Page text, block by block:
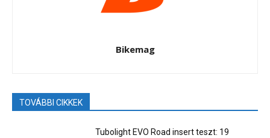
Bikemag
TOVÁBBI CIKKEK
Tubolight EVO Road insert teszt: 19